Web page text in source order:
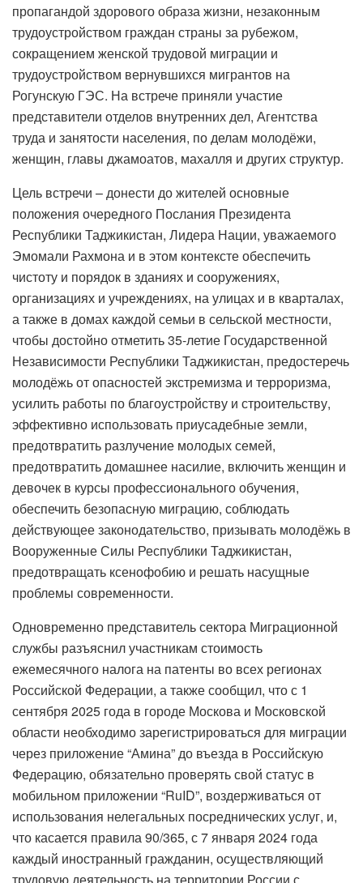
пропагандой здорового образа жизни, незаконным
трудоустройством граждан страны за рубежом,
сокращением женской трудовой миграции и
трудоустройством вернувшихся мигрантов на
Рогунскую ГЭС. На встрече приняли участие
представители отделов внутренних дел, Агентства
труда и занятости населения, по делам молодёжи,
женщин, главы джамоатов, махалля и других структур.
Цель встречи – донести до жителей основные
положения очередного Послания Президента
Республики Таджикистан, Лидера Нации, уважаемого
Эмомали Рахмона и в этом контексте обеспечить
чистоту и порядок в зданиях и сооружениях,
организациях и учреждениях, на улицах и в кварталах,
а также в домах каждой семьи в сельской местности,
чтобы достойно отметить 35-летие Государственной
Независимости Республики Таджикистан, предостеречь
молодёжь от опасностей экстремизма и терроризма,
усилить работы по благоустройству и строительству,
эффективно использовать приусадебные земли,
предотвратить разлучение молодых семей,
предотвратить домашнее насилие, включить женщин и
девочек в курсы профессионального обучения,
обеспечить безопасную миграцию, соблюдать
действующее законодательство, призывать молодёжь в
Вооруженные Силы Республики Таджикистан,
предотвращать ксенофобию и решать насущные
проблемы современности.
Одновременно представитель сектора Миграционной
службы разъяснил участникам стоимость
ежемесячного налога на патенты во всех регионах
Российской Федерации, а также сообщил, что с 1
сентября 2025 года в городе Москова и Московской
области необходимо зарегистрироваться для миграции
через приложение “Амина” до въезда в Российскую
Федерацию, обязательно проверять свой статус в
мобильном приложении “RuID”, воздерживаться от
использования нелегальных посреднических услуг, и,
что касается правила 90/365, с 7 января 2024 года
каждый иностранный гражданин, осуществляющий
трудовую деятельность на территории России с